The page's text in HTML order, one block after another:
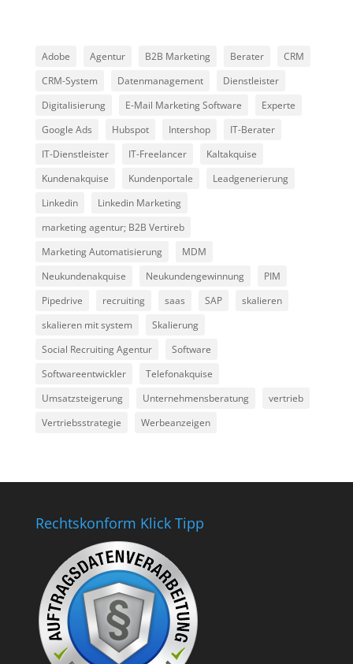
Adobe Agentur B2B Marketing Berater
CRM
CRM-System
Datenmanagement
Dienstleister
Digitalisierung
E-Mail Marketing Software
Experte
Google Ads
Hubspot Intershop
IT-Berater
IT-Dienstleister
IT-Freelancer
Kaltakquise
Kundenakquise
Kundenportale
Leadgenerierung
Linkedin
Linkedin Marketing
marketing agentur; B2B Vertireb
Marketing Automatisierung
MDM
Neukundenakquise
Neukundengewinnung
PIM
Pipedrive
recruiting saas SAP
skalieren
skalieren mit system
Skalierung
Social Recruiting Agentur
Software
Softwareentwickler
Telefonakquise
Umsatzsteigerung
Unternehmensberatung
vertrieb
Vertriebsstrategie
Werbeanzeigen
Rechtskonform Klick Tipp